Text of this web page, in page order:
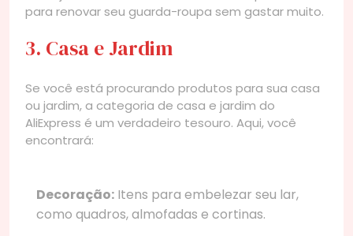
para renovar seu guarda-roupa sem gastar muito.
3. Casa e Jardim
Se você está procurando produtos para sua casa
ou jardim, a categoria de casa e jardim do
AliExpress é um verdadeiro tesouro. Aqui, você
encontrará:
Decoração: Itens para embelezar seu lar,
como quadros, almofadas e cortinas.